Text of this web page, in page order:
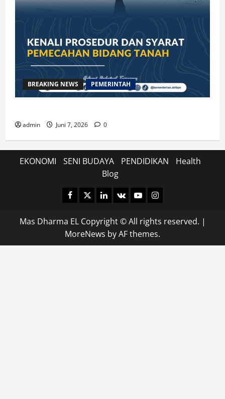
BREAKING NEWS PEMERINTAH
admin Juni 7, 2026 0
EKONOMI SENI BUDAYA PENDIDIKAN
Health
Blog
Facebook
TwitterLinkedin
VK YoutubeInstagram
Mas Dharma EL Copyright © All rights reserved. |
MoreNews by AF themes.